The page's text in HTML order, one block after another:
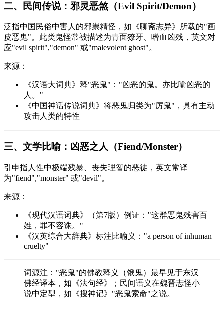
二、民间传说：邪灵恶煞（Evil Spirit/Demon）
泛指中国民俗中害人的邪祟精怪，如《聊斋志异》所载的"画
皮恶鬼"。此类鬼怪常被描述为青面獠牙、嗜血凶残，英文对
应"evil spirit","demon" 或"malevolent ghost"。
来源：
《汉语大词典》释"恶鬼"："凶恶的鬼。亦比喻凶恶的
人。"
《中国神话传说词典》将恶鬼归类为"厉鬼"，具有主动
攻击人类的特性
三、文学比喻：凶恶之人（Fiend/Monster）
引申指人性中极端残暴、丧失理智的恶徒，英文常译
为"fiend","monster" 或"devil"。
来源：
《现代汉语词典》（第7版）例证："这群恶鬼残害百
姓，罪不容诛。"
《汉英综合大辞典》标注比喻义："a person of inhuman
cruelty"
词源注："恶鬼"的佛教释义（饿鬼）最早见于东汉
佛经译本，如《法句经》；民间语义在魏晋志怪小
说中定型，如《搜神记》"恶鬼索命"之说。